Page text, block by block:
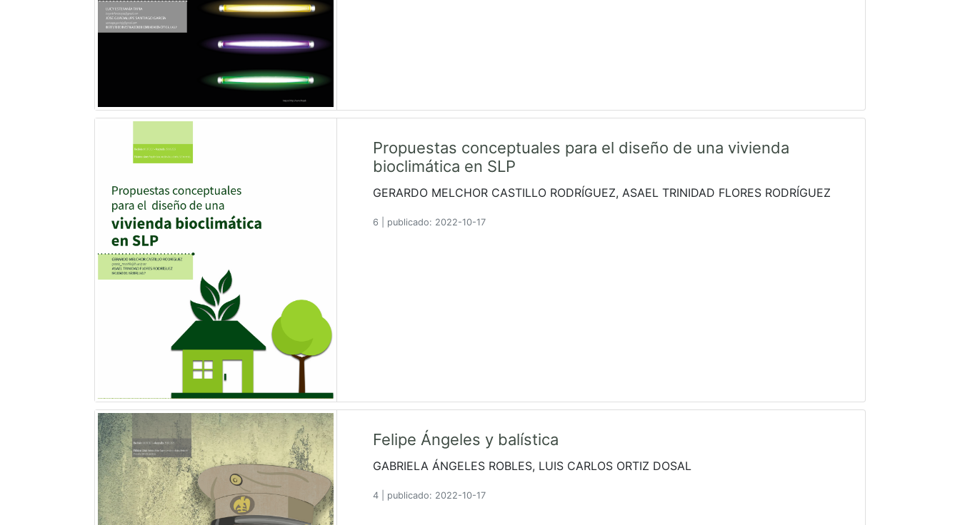
Propuestas conceptuales para el diseño de una vivienda
bioclimática en SLP
GERARDO MELCHOR CASTILLO RODRÍGUEZ, ASAEL TRINIDAD FLORES RODRÍGUEZ
6 publicado: 2022-10-17
Felipe Ángeles y balística
GABRIELA ÁNGELES ROBLES, LUIS CARLOS ORTIZ DOSAL
4 publicado: 2022-10-17